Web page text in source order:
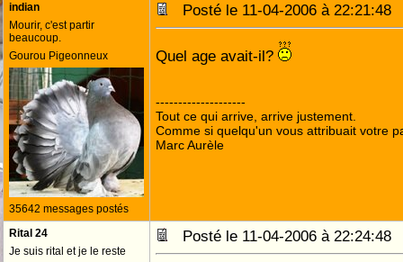
indian
Mourir, c'est partir
beaucoup.
Gourou Pigeonneux
35642 messages postés
Posté le 11-04-2006 à
Quel age avait-il?
--------------------
Tout ce qui arrive, arrive justement.
Comme si quelqu'un vous attribuait votre
Marc Aurèle
Rital 24
Je suis rital et je le reste
Posté le 11-04-2006 à